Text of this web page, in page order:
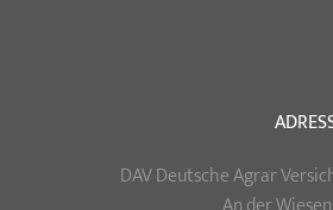
DAV Deutsche Agrar